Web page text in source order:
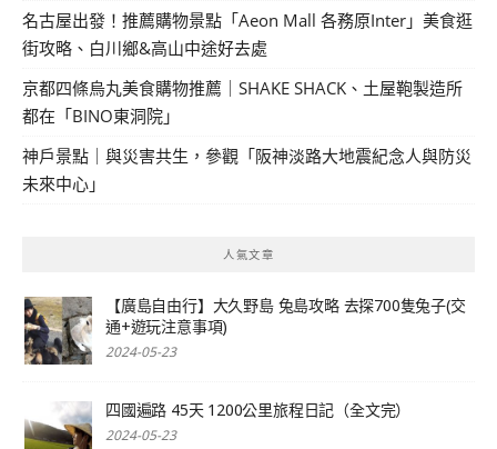
名古屋出發！推薦購物景點「Aeon Mall 各務原Inter」美食逛
街攻略、白川鄉&高山中途好去處
京都四條烏丸美食購物推薦｜SHAKE SHACK、土屋鞄製造所
都在「BINO東洞院」
神戶景點｜與災害共生，參觀「阪神淡路大地震紀念人與防災
未來中心」
人氣文章
【廣島自由行】大久野島 兔島攻略 去探700隻兔子(交
通+遊玩注意事項)
2024-05-23
四國遍路 45天 1200公里旅程日記（全文完）
2024-05-23